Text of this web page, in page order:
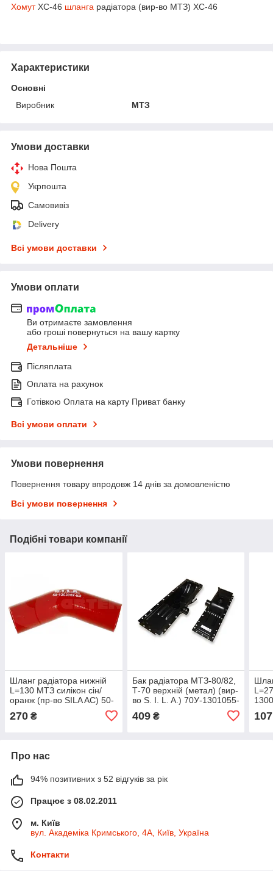
ХомутХС-46 шланга радіатора (вир-во МТЗ) ХС-46
Характеристики
Основні
Виробник
МТЗ
Умови доставки
Нова Пошта
Укрпошта
Самовивіз
Delivery
Всі умови доставки
Умови оплати
Ви отримаєте замовлення
або гроші повернуться на вашу картку
Детальніше
Післяплата
Оплата на рахунок
Готівкою Оплата на карту Приват банку
Всі умови оплати
Умови повернення
Повернення товару впродовж 14 днів за домовленістю
Всі умови повернення
Подібні товари компанії
Шланг радіатора нижній
L=130 МТЗ силікон сін/
оранж (пр-во SILA AC) 50-
270 ₴
Бак радіатора МТЗ-80/82,
Т-70 верхній (метал) (вир-
во S. I. L. A.) 70У-1301055-
409₴ 107
Про нас
94% позитивних з 52 відгуків за рік
Працює з 08.02.2011
м. Київ
вул. Академіка Кримського, 4А, Київ, Україна
Контакти